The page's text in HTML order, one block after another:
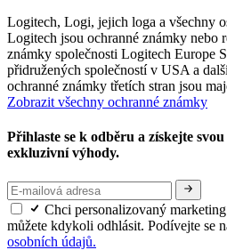
Logitech, Logi, jejich loga a všechny
Logitech jsou ochranné známky nebo
známky společnosti Logitech Europe
přidružených společností v USA a
ochranné známky třetích stran jsou
Zobrazit všechny ochranné známky
Přihlaste se k odběru a získejte
exkluzivní výhody.
Chci personalizovaný
můžete kdykoli odhlásit. Podívejte se
osobních údajů.